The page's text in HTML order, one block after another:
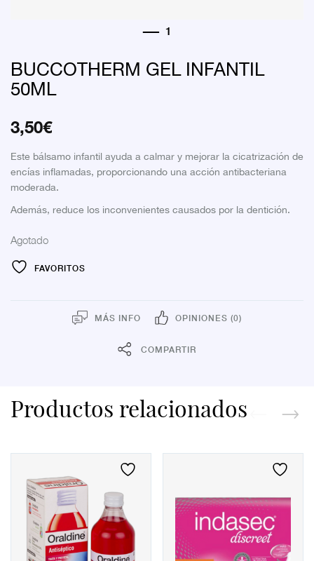
BUCCOTHERM GEL INFANTIL
50ML
3,50€
Este bálsamo infantil ayuda a calmar y mejorar la cicatrización de
encías inflamadas, proporcionando una acción antibacteriana
moderada.
Además, reduce los inconvenientes causados por la dentición.
Agotado
FAVORITOS
MÁS INFO OPINIONES (0)
COMPARTIR
Productos relacionados